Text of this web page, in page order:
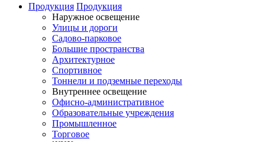
Продукция Продукция
Наружное освещение
Улицы и дороги
Садово-парковое
Большие пространства
Архитектурное
Спортивное
Тоннели и подземные переходы
Внутреннее освещение
Офисно-административное
Образовательные учреждения
Промышленное
Торговое